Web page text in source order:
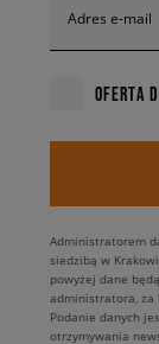
Adres e-mail
OFERTA
Administratorem
siedzibą w
powyżej dane
administratora, za
Podanie danych
otrzymywania